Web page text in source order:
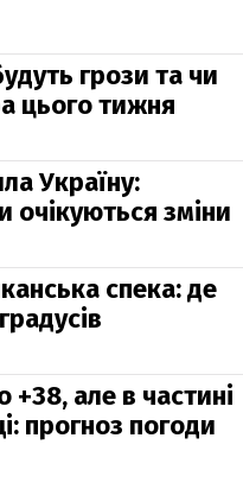
грози та чи
цього тижня
Україну:
очікуються зміни
спека: де
+38, але в частині
прогноз погоди